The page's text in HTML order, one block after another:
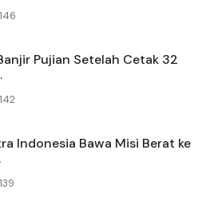
146
Pujian Setelah Cetak 32
142
Indonesia Bawa Misi Berat ke
139